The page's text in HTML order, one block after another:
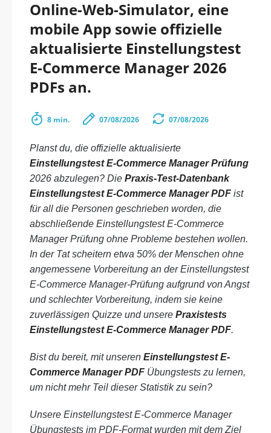
Online-Web-Simulator, eine
mobile App sowie offizielle
aktualisierte Einstellungstest
E-Commerce Manager 2026
PDFs an.
8 min. 07/08/2026 07/08/2026
Planst du, die offizielle aktualisierte
Einstellungstest E-Commerce Manager Prüfung
2026 abzulegen? Die Praxis-Test-Datenbank
Einstellungstest E-Commerce Manager PDF ist
für all die Personen geschrieben worden, die
abschließende Einstellungstest E-Commerce
Manager Prüfung ohne Probleme bestehen wollen.
In der Tat scheitern etwa 50% der Menschen ohne
angemessene Vorbereitung an der Einstellungstest
E-Commerce Manager-Prüfung aufgrund von Angst
und schlechter Vorbereitung, indem sie keine
zuverlässigen Quizze und unsere Praxistests
Einstellungstest E-Commerce Manager PDF.
Bist du bereit, mit unseren Einstellungstest E-
Commerce Manager PDF Übungstests zu lernen,
um nicht mehr Teil dieser Statistik zu sein?
Unsere Einstellungstest E-Commerce Manager
Übungstests im PDF-Format wurden mit dem Ziel